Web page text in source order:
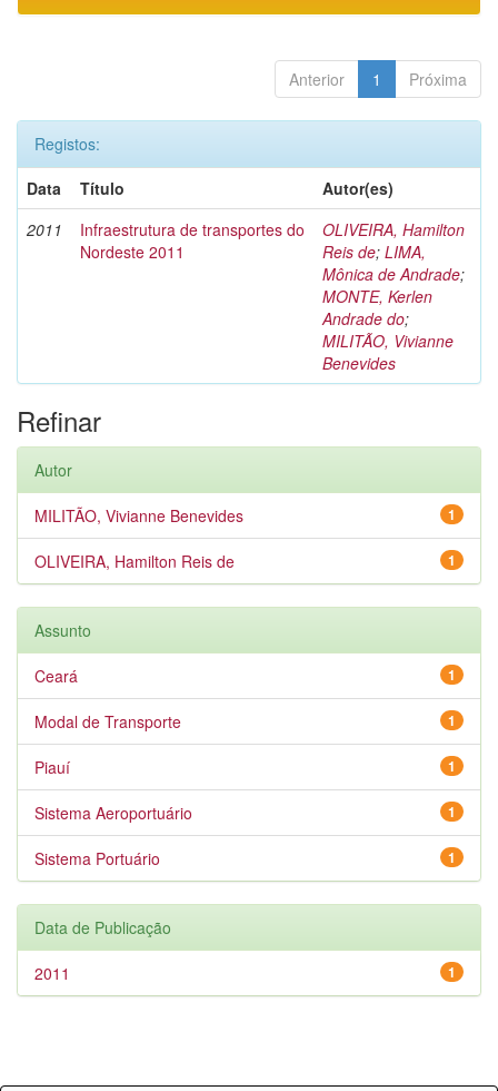
Anterior 1 Próxima
Registos:
Data
Título
Autor(es)
2011
Infraestrutura de transportes do
Nordeste 2011
OLIVEIRA, Hamilton
Reis de; LIMA,
Mônica de Andrade;
MONTE, Kerlen
Andrade do;
MILITÃO, Vivianne
Benevides
Refinar
Autor
1
MILITÃO, Vivianne Benevides
1
OLIVEIRA, Hamilton Reis de
Assunto
1
Ceará
1
Modal de Transporte
1
Piauí
1
Sistema Aeroportuário
1
Sistema Portuário
Data de Publicação
1
2011